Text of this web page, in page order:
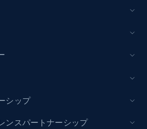
シップ
ンスパートナーシップ